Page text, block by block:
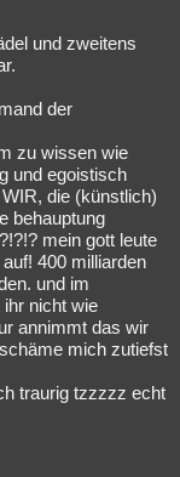
und zweitens
der
zu wissen wie
und egoistisch
die (künstlich)
behauptung
mein gott leute
400 milliarden
und im
nicht wie
annimmt das wir
mich zutiefst
traurig tzzzzz echt